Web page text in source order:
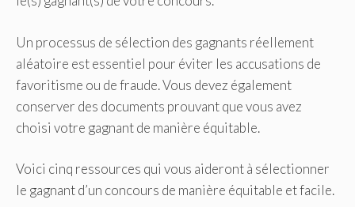
Un processus de sélection des gagnants réellement
aléatoire est essentiel pour éviter les accusations de
favoritisme ou de fraude. Vous devez également
conserver des documents prouvant que vous avez
choisi votre gagnant de manière équitable.
Voici cinq ressources qui vous aideront à sélectionner
le gagnant d’un concours de manière équitable et facile.